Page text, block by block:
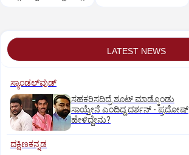
LATEST NEWS
ಸ್ಯಾಂಡಲ್‌ವುಡ್‌
ಸಹಕರಿಸದಿದ್ರೆ ಶೂಟ್‌ ಮಾಡ್ಕೊಂಡು
ಸಾಯ್ತೇನೆ ಎಂದಿದ್ದ ದರ್ಶನ್‌ - ಪ್ರದೋಷ್‌
ಹೇಳಿದ್ದೇನು?
ದಕ್ಷಿಣಕನ್ನಡ